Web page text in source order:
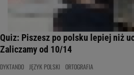
Quiz: Piszesz po polsku lepiej niż
Zaliczamy od 10/14
DYKTANDO JĘZYK POLSKI ORTOGRAFIA